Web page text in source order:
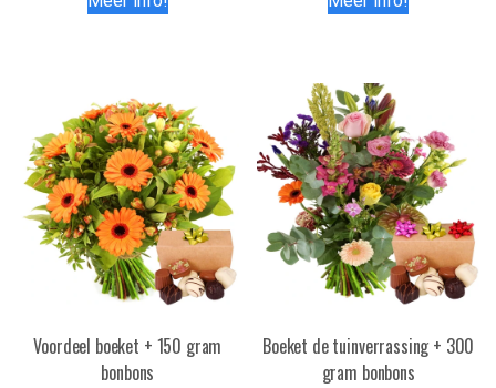
Voordeel boeket + 150 gram
bonbons
Boeket de tuinverrassing + 300
gram bonbons